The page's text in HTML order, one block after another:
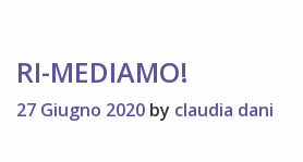
RI-MEDIAMO!
27 Giugno 2020 by claudia dani